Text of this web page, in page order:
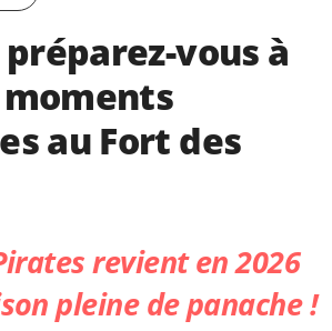
préparez-vous à
au Fort des
revient en 2026
pleine de panache !